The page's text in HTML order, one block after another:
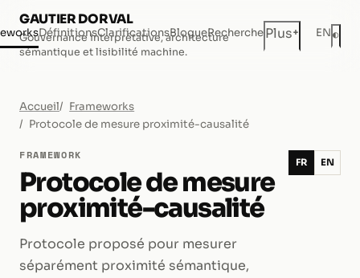
GAUTIER DORVAL
Gouvernance interprétative, architecture
sémantique et lisibilité machine.
DéfinitionsClarificationsBlogueRecherchePlus+ EN◐
Accueil
Frameworks
Protocole de mesure proximité-causalité
FRAMEWORK
Protocole de mesure
proximité-causalité
Protocole proposé pour mesurer
séparément proximité sémantique,
FR EN